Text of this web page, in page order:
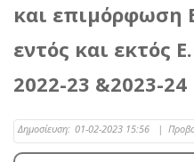
και επιμόρφωση
εντός και εκτός
2022-23 &2023-24
Δημοσίευση: 01-02-2023 15:56 |